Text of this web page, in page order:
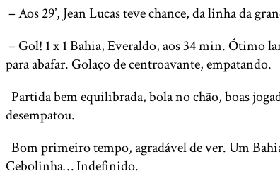
– Aos 29’, Jean Lucas teve chance, da linha da
– Gol! 1 x 1 Bahia, Everaldo, aos 34 min. Ótimo
para abafar. Golaço de centroavante, empatando.
Partida bem equilibrada, bola no chão, boas
desempatou.
Bom primeiro tempo, agradável de ver. Um
Cebolinha… Indefinido.